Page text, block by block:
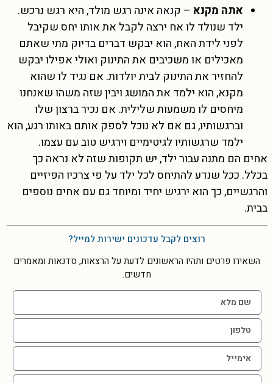
אתה מקנא – קנאה אינה רגש מולד, היא רגש נרכש.
ילד שנולד לו אח ירצה לקבל את אותו יחס שקיבל
לפני לידת האח, הוא יבקש דברים בדיוק מתי שאתם
מאכילים או משכיבים את התינוק ואולי אפילו יבקש
להחזיר את התינוק לבית יולדות. אם נגיד לו שהוא
מקנא, הוא ילמד את המושג ויבין שזה משהו שאנחנו
מיחסים לו משמעות שלילית. אם נכיר ברצון שלו
וברגשותיו, גם אם לא נוכל לספק אותם באותו רגע, הוא
ילמד שרגשותיו לגיטימיים וירגיש טוב עם עצמו.
אחים הם מתנה עבור ילד, יש תקופות שזה לא נראה כך
בכלל. ככל שנדע להתיחס לכל ילד על פי צרכיו הפיזיים
והרגשיים, כך הוא ירגיש יחיד ומיוחד גם עם אחים נוספים
בבית.
רוצים לקבל עדכונים ישירות למייל?
השאירו פרטים ותהיו הראשונים לדעת על הרצאות, סדנאות ומאמרים
חדשים.